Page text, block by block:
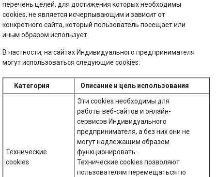
перечень целей, для достижения которых необходимы
cookies, не является исчерпывающим и зависит от
конкретного сайта, который пользователь посещает или
иным образом использует.
В частности, на сайтах Индивидуального предпринимателя
могут использоваться следующие cookies:
Категория Описание и цель использования
Технические
cookies
Эти cookies необходимы для
работы веб-сайтов и онлайн-
сервисов Индивидуального
предпринимателя, а без них они не
могут надлежащим образом
функционировать.
Технические cookies позволяют
пользователям перемещаться по